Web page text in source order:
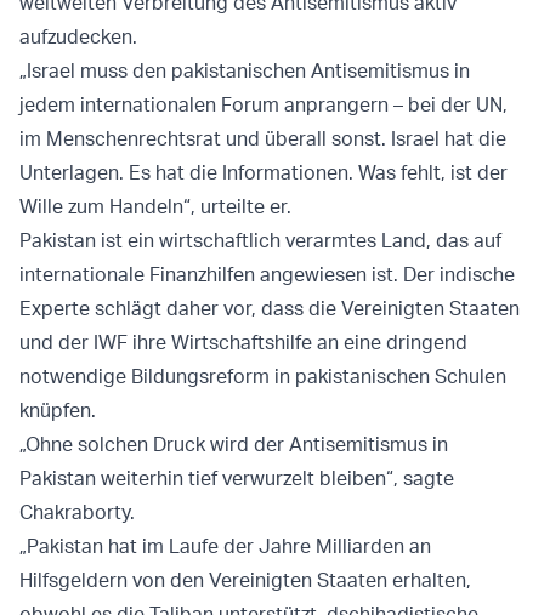
aufzudecken.
„Israel muss den pakistanischen Antisemitismus in
jedem internationalen Forum anprangern – bei der UN,
im Menschenrechtsrat und überall sonst. Israel hat die
Unterlagen. Es hat die Informationen. Was fehlt, ist der
Wille zum Handeln“, urteilte er.
Pakistan ist ein wirtschaftlich verarmtes Land, das auf
internationale Finanzhilfen angewiesen ist. Der indische
Experte schlägt daher vor, dass die Vereinigten Staaten
und der IWF ihre Wirtschaftshilfe an eine dringend
notwendige Bildungsreform in pakistanischen Schulen
knüpfen.
„Ohne solchen Druck wird der Antisemitismus in
Pakistan weiterhin tief verwurzelt bleiben“, sagte
Chakraborty.
„Pakistan hat im Laufe der Jahre Milliarden an
Hilfsgeldern von den Vereinigten Staaten erhalten,